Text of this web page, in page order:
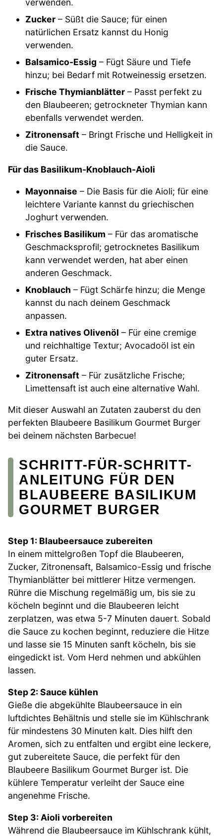
verwenden.
Zucker – Süßt die Sauce; für einen
natürlichen Ersatz kannst du Honig
verwenden.
Balsamico-Essig – Fügt Säure und Tiefe
hinzu; bei Bedarf mit Rotweinessig ersetzen.
Frische Thymianblätter – Passt perfekt zu
den Blaubeeren; getrockneter Thymian kann
ebenfalls verwendet werden.
Zitronensaft – Bringt Frische und Helligkeit in
die Sauce.
Für das Basilikum-Knoblauch-Aioli
Mayonnaise – Die Basis für die Aioli; für eine
leichtere Variante kannst du griechischen
Joghurt verwenden.
Frisches Basilikum – Für das aromatische
Geschmacksprofil; getrocknetes Basilikum
kann verwendet werden, hat aber einen
anderen Geschmack.
Knoblauch – Fügt Schärfe hinzu; die Menge
kannst du nach deinem Geschmack
anpassen.
Extra natives Olivenöl – Für eine cremige
und reichhaltige Textur; Avocadoöl ist ein
guter Ersatz.
Zitronensaft – Für zusätzliche Frische;
Limettensaft ist auch eine alternative Wahl.
Mit dieser Auswahl an Zutaten zauberst du den
perfekten Blaubeere Basilikum Gourmet Burger
bei deinem nächsten Barbecue!
SCHRITT-FÜR-SCHRITT-
ANLEITUNG FÜR DEN
BLAUBEERE BASILIKUM
GOURMET BURGER
Step 1: Blaubeersauce zubereiten
In einem mittelgroßen Topf die Blaubeeren,
Zucker, Zitronensaft, Balsamico-Essig und frische
Thymianblätter bei mittlerer Hitze vermengen.
Rühre die Mischung regelmäßig um, bis sie zu
köcheln beginnt und die Blaubeeren leicht
zerplatzen, was etwa 5-7 Minuten dauert. Sobald
die Sauce zu kochen beginnt, reduziere die Hitze
und lasse sie 15 Minuten sanft köcheln, bis sie
eingedickt ist. Vom Herd nehmen und abkühlen
lassen.
Step 2: Sauce kühlen
Gieße die abgekühlte Blaubeersauce in ein
luftdichtes Behältnis und stelle sie im Kühlschrank
für mindestens 30 Minuten kalt. Dies hilft den
Aromen, sich zu entfalten und ergibt eine leckere,
gut zubereitete Sauce, die perfekt für den
Blaubeere Basilikum Gourmet Burger ist. Die
kühlere Temperatur verleiht der Sauce eine
angenehme Frische.
Step 3: Aioli vorbereiten
Während die Blaubeersauce im Kühlschrank kühlt,